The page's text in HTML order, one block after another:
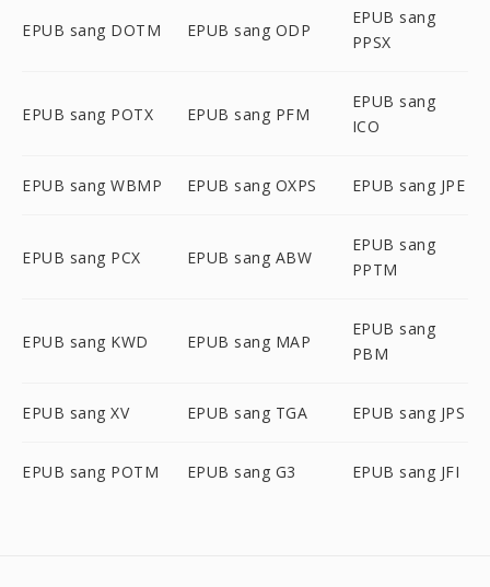
EPUB sang DOTM EPUB sang ODP
EPUB sang
PPSX
EPUB sang POTX EPUB sang PFM
EPUB sang
ICO
EPUB sang WBMP EPUB sang OXPS EPUB sang JPE
EPUB sang PCX EPUB sang ABW
EPUB sang
PPTM
EPUB sang KWD EPUB sang MAP
EPUB sang
PBM
EPUB sang XV EPUB sang TGA EPUB sang JPS
EPUB sang POTM EPUB sang G3 EPUB sang JFI